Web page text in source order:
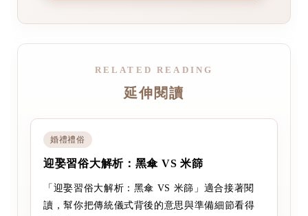
RELATED READING
延伸閱讀
婚禮禮俗
迎娶習俗大解析：黑傘 VS 米篩
「迎娶習俗大解析：黑傘 VS 米篩」適合接著閱
讀，幫你把傳統儀式背後的意思與準備細節看得